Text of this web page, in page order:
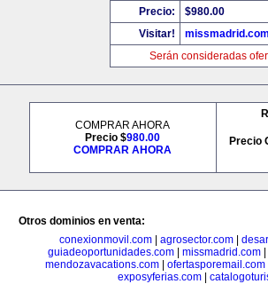
Precio:
$980.00
Visitar!
Serán consideradas
COMPRAR AHORA
Precio $980.00
COMPRAR AHORA
Precio
Otros dominios en venta:
conexionmovil.com
agrosector.com
guiadeoportunidades.com| missmadrid.com|
mendozavacations.com
ofertasporemail.com
exposyferias.com|